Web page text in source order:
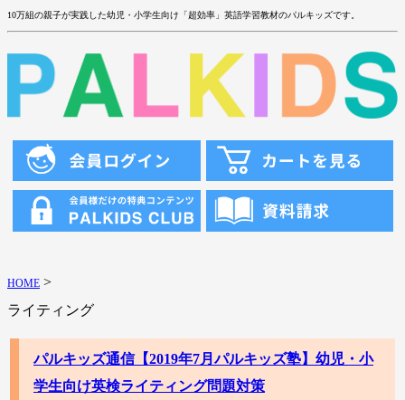
10万組の親子が実践した幼児・小学生向け「超効率」英語学習教材のパルキッズです。
HOME >
ライティング
パルキッズ通信【2019年7月パルキッズ塾】幼児・小
学生向け英検ライティング問題対策